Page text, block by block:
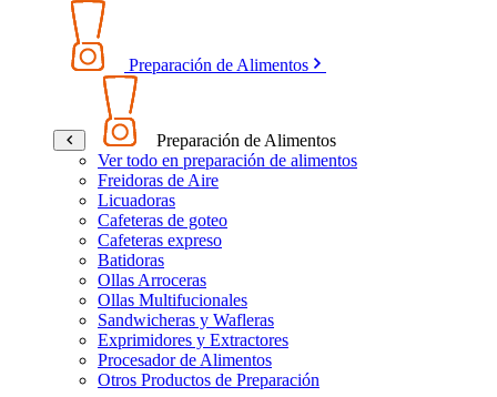
Preparación de Alimentos
Preparación de Alimentos
Ver todo en preparación de alimentos
Freidoras de Aire
Licuadoras
Cafeteras de goteo
Cafeteras expreso
Batidoras
Ollas Arroceras
Ollas Multifucionales
Sandwicheras y Wafleras
Exprimidores y Extractores
Procesador de Alimentos
Otros Productos de Preparación